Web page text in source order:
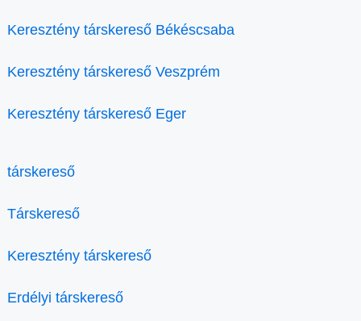
Keresztény társkereső Békéscsaba
Keresztény társkereső Veszprém
Keresztény társkereső Eger
társkereső
Társkereső
Keresztény társkereső
Erdélyi társkereső